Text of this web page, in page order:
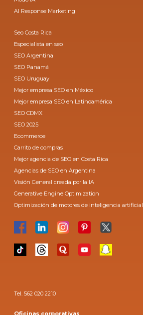
AI Response Marketing
Seo Costa Rica
Especialista en seo
SEO Argentina
SEO Panamá
SEO Uruguay
Mejor empresa SEO en México
Mejor empresa SEO en Latinoamérica
SEO CDMX
SEO 2025
Ecommerce
Carrito de compras
Mejor agencia de SEO en Costa Rica
Agencias de SEO en Argentina
Visión General creada por la IA
Generative Engine Optimization
Optimización de motores de inteligencia artificial
Tel. 562 020 2210
Oficinas corporativas